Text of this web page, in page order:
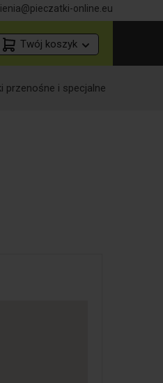
online.eu
Twój koszyk
przenośne i specjalne